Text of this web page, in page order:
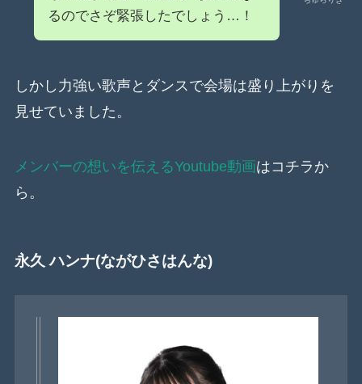
るのでさぞ緊張したでしょう…！
しかし力強い歌声とダンスで会場は盛り上がりを
見せていました。
メンバーの想いを伝えるYoutube動画はコチラか
ら。
永久 ハンナ(ながひさはんな)